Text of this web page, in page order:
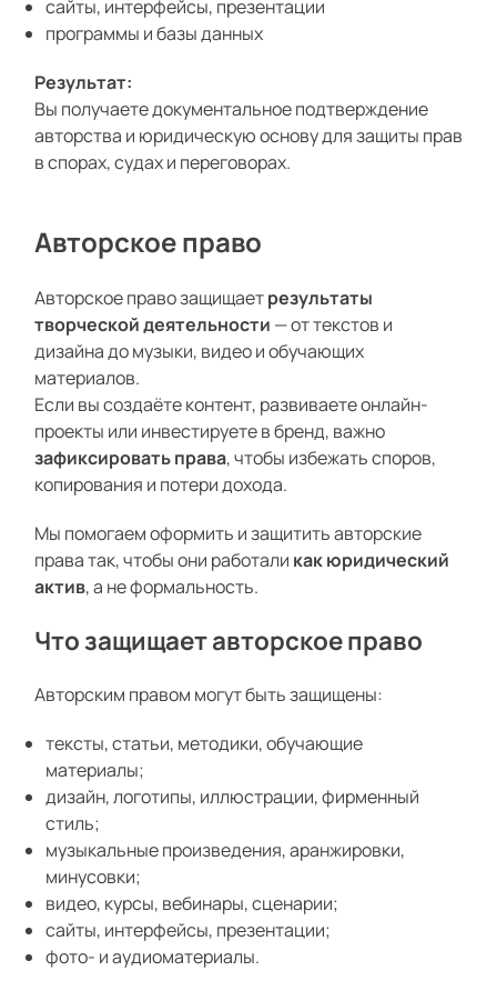
сайты, интерфейсы, презентации
программы и базы данных
Результат:
Вы получаете документальное подтверждение
авторства и юридическую основу для защиты прав
в спорах, судах и переговорах.
Авторское право
Авторское право защищаетрезультаты
творческой деятельности — от текстов и
дизайна до музыки, видео и обучающих
материалов.
Если вы создаёте контент, развиваете онлайн-
проекты или инвестируете в бренд, важно
зафиксировать права, чтобы избежать споров,
копирования и потери дохода.
Мы помогаем оформить и защитить авторские
права так, чтобы они работали как юридический
актив, а не формальность.
Что защищает авторское право
Авторским правом могут быть защищены:
тексты, статьи, методики, обучающие
материалы;
дизайн, логотипы, иллюстрации, фирменный
стиль;
музыкальные произведения, аранжировки,
минусовки;
видео, курсы, вебинары, сценарии;
сайты, интерфейсы, презентации;
фото- и аудиоматериалы.